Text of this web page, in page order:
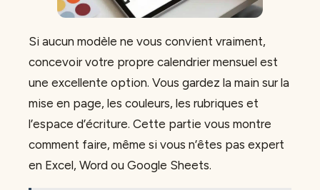
Si aucun modèle ne vous convient vraiment,
concevoir votre propre calendrier mensuel est
une excellente option. Vous gardez la main sur la
mise en page, les couleurs, les rubriques et
l’espace d’écriture. Cette partie vous montre
comment faire, même si vous n’êtes pas expert
en Excel, Word ou Google Sheets.